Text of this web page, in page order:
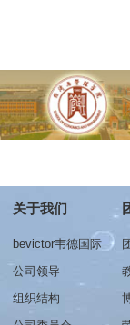
关于我们
bevictor韦德国际
介绍
公司领导
组织结构